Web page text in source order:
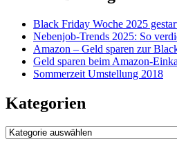
Black Friday Woche 2025
Nebenjob-Trends 2025: So
Amazon – Geld sparen zur
Geld sparen beim Amazon-
Sommerzeit Umstellung 2018
Kategorien
Kategorien